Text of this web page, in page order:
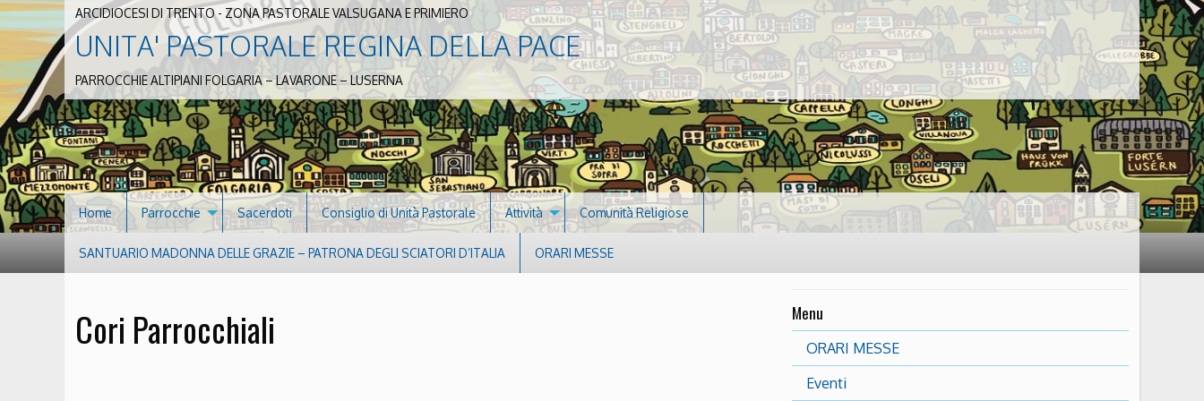
ARCIDIOCESI DI TRENTO - ZONA PASTORALE VALSUGANA E PRIMIERO
UNITA' PASTORALE REGINA DELLA PACE
PARROCCHIE ALTIPIANI FOLGARIA – LAVARONE – LUSERNA
Home Parrocchie Sacerdoti Consiglio di Unità Pastorale Attività Comunità Religiose
SANTUARIO MADONNA DELLE GRAZIE – PATRONA DEGLI SCIATORI D’ITALIA ORARI MESSE
Cori Parrocchiali Menu
ORARI MESSE
Eventi